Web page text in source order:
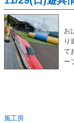
お
り
て
ー
風工房